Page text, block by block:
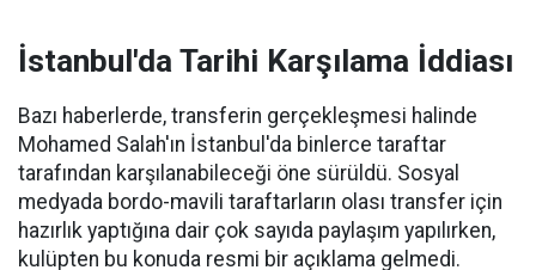
İstanbul'da Tarihi Karşılama İddiası
Bazı haberlerde, transferin gerçekleşmesi halinde
Mohamed Salah'ın İstanbul'da binlerce taraftar
tarafından karşılanabileceği öne sürüldü. Sosyal
medyada bordo-mavili taraftarların olası transfer için
hazırlık yaptığına dair çok sayıda paylaşım yapılırken,
kulüpten bu konuda resmi bir açıklama gelmedi.